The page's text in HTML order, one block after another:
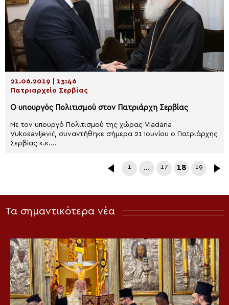
21.06.2019 | 13:46
Πατριαρχείο Σερβίας
Ο υπουργός Πολιτισμού στον Πατριάρχη Σερβίας
Με τον υπουργό Πολιτισμού της χώρας Vladana
Vukosavljević, συναντήθηκε σήμερα 21 Ιουνίου ο Πατριάρχης
Σερβίας κ.κ....
1 … 17 18 19
Τα σημαντικότερα νέα